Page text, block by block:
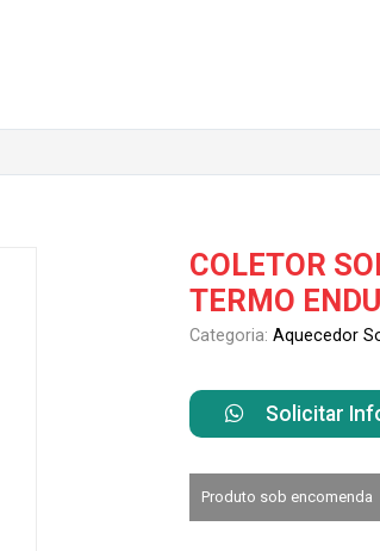
COLETOR
TERMO
Categoria: Aquecedor
Solicitar
Produto sob encomenda